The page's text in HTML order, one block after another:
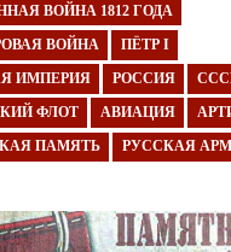
ВОЙНА 1812 ГОДА
ВОЙНА ПЁТР I
ИМПЕРИЯ РОССИЯ
ФЛОТ АВИАЦИЯ
ПАМЯТЬ РУССКАЯ